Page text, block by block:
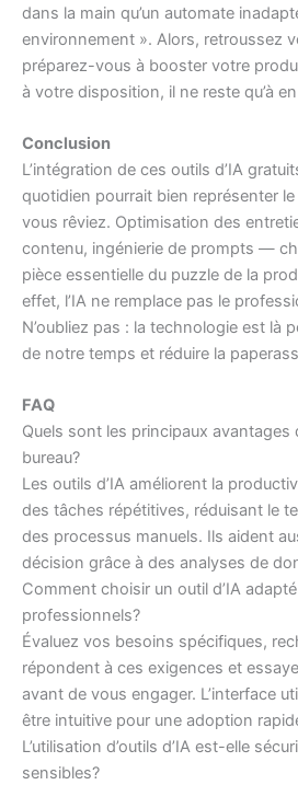
dans la main qu’un automate
environnement ». Alors, retroussez
préparez-vous à booster votre
à votre disposition, il ne reste qu’à
Conclusion
L’intégration de ces outils d’IA
quotidien pourrait bien représenter
vous rêviez. Optimisation des
contenu, ingénierie de prompts —
pièce essentielle du puzzle de la
effet, l’IA ne remplace pas le
N’oubliez pas : la technologie est là
de notre temps et réduire la
FAQ
Quels sont les principaux avantages
bureau?
Les outils d’IA améliorent la
des tâches répétitives, réduisant le
des processus manuels. Ils aident
décision grâce à des analyses de
Comment choisir un outil d’IA
professionnels?
Évaluez vos besoins spécifiques,
répondent à ces exigences et
avant de vous engager. L’interface
être intuitive pour une adoption
L’utilisation d’outils d’IA est-elle
sensibles?